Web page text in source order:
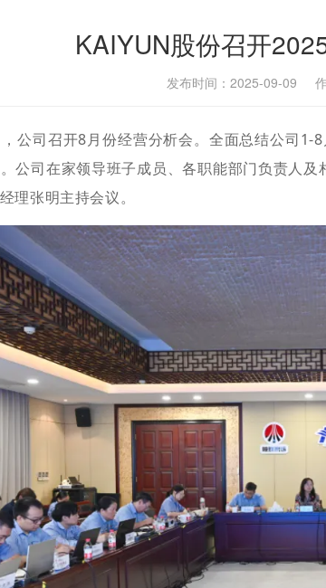
KAIYUN股份召开
发布时间：2025-09-09
公司召开8月份经营分析会。全面总结公司1-
公司在家领导班子成员、各职能部门负责人
理张明主持会议。